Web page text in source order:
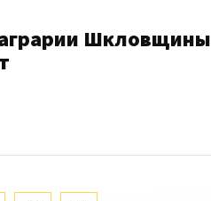
Шкловщины